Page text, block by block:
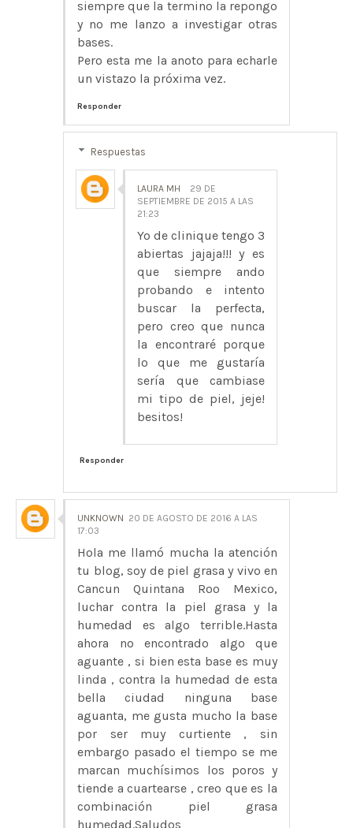
siempre que la termino la repongo
y no me lanzo a investigar otras
bases.
Pero esta me la anoto para echarle
un vistazo la próxima vez.
Responder
Respuestas
LAURA MH
29 DE
SEPTIEMBRE DE 2015 A LAS
21:23
Yo de clinique tengo 3
abiertas jajaja!!! y es
que siempre ando
probando e intento
buscar la perfecta,
pero creo que nunca
la encontraré porque
lo que me gustaría
sería que cambiase
mi tipo de piel, jeje!
besitos!
Responder
UNKNOWN 20 DE AGOSTO DE 2016 A LAS
17:03
Hola me llamó mucha la atención
tu blog, soy de piel grasa y vivo en
Cancun Quintana Roo Mexico,
luchar contra la piel grasa y la
humedad es algo terrible.Hasta
ahora no encontrado algo que
aguante , si bien esta base es muy
linda , contra la humedad de esta
bella ciudad ninguna base
aguanta, me gusta mucho la base
por ser muy curtiente , sin
embargo pasado el tiempo se me
marcan muchísimos los poros y
tiende a cuartearse , creo que es la
combinación piel grasa
humedad.Saludos